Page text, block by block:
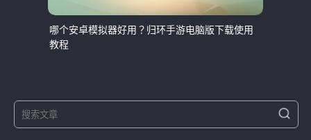
哪个安卓模拟器好用？归环手游电脑版下载使用
教程
e
S
e